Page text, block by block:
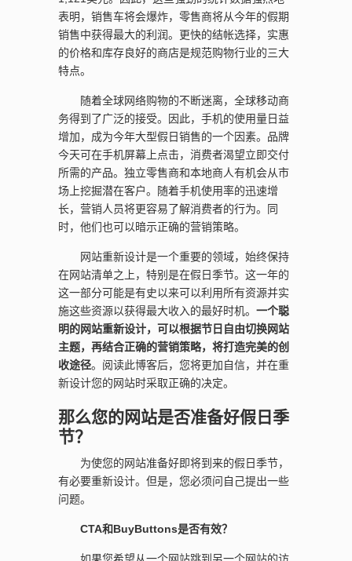
表明，销售车将会爆炸，零售商将从今年的假期
销售中获得最大的利润。更快的结帐选择，实惠
的价格和库存良好的商店是规范购物行业的三大
特点。
随着全球网络购物的不断迷离，全球移动商
务得到了广泛的接受。因此，手机的使用量日益
增加，成为今年大型假日销售的一个因素。品牌
今天可在手机屏幕上点击，消费者渴望立即交付
所需的产品。独立零售商和本地商人有机会从市
场上挖掘潜在客户。随着手机使用率的迅速增
长，营销人员将更容易了解消费者的行为。同
时，他们也可以暗示正确的营销策略。
网站重新设计是一个重要的领域，始终保持
在网站清单之上，特别是在假日季节。这一年的
这一部分可能是有史以来可以利用所有资源并实
施这些资源以获得最大收入的最好时机。 一个聪
明的网站重新设计，可以根据节日自由切换网站
主题，再结合正确的营销策略，将打造完美的创
收途径。阅读此博客后，您将更加自信，并在重
新设计您的网站时采取正确的决定。
那么您的网站是否准备好假日季
节？
为使您的网站准备好即将到来的假日季节，
有必要重新设计。但是，您必须问自己提出一些
问题。
CTA和BuyButtons是否有效？